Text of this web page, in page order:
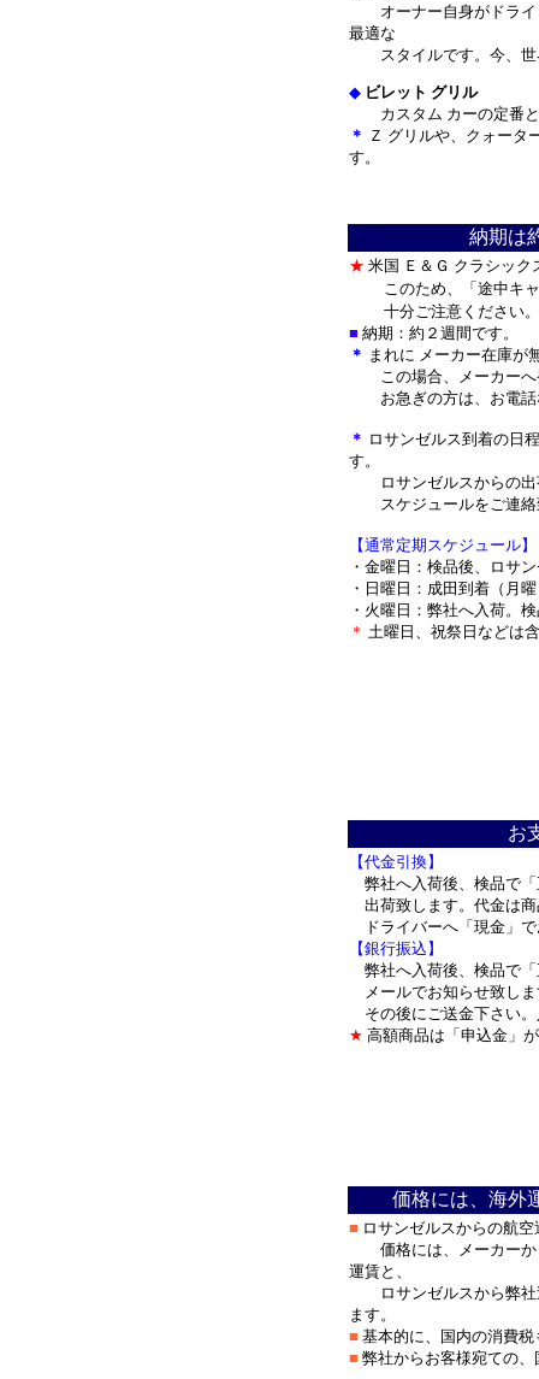
オーナー自身がドライ
最適な
スタイルです。今、世
◆ ビレット グリル
カスタム カーの定番と
＊ Ｚ グリルや、クォータ
す。
納期は
★ 米国 Ｅ＆Ｇ クラシック
このため、「途中キ
十分ご注意ください。
■ 納期：約２週間です。
＊ まれに メーカー在庫が
この場合、メーカーへ
お急ぎの方は、お電話
＊ ロサンゼルス到着の日
す。
ロサンゼルスからの出
スケジュールをご連絡
【通常定期スケジュール】
・金曜日：検品後、ロサ
・日曜日：成田到着（月
・火曜日：弊社へ入荷。
＊ 土曜日、祝祭日などは
お
【代金引換】
弊社へ入荷後、検品で
出荷致します。代金は
ドライバーへ「現金」
【銀行振込】
弊社へ入荷後、検品で
メールでお知らせ致しま
その後にご送金下さい
★ 高額商品は「申込金」
価格には、海外
■ ロサンゼルスからの航
価格には、メーカーか
運賃と、
ロサンゼルスから弊社
ます。
■ 基本的に、国内の消費
■ 弊社からお客様宛ての